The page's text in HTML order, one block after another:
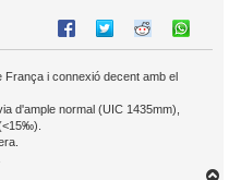
França i connexió decent amb el
d'ample normal (UIC 1435mm),